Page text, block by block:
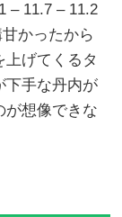
– 11.7 – 11.2
かったから
げてくるタ
下手な丹内が
が想像できな